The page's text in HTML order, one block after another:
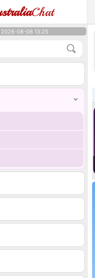
Chat
2026-08-06 13:25